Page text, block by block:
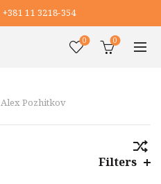
+381 11 3218-354
0 0
Alex Pozhitkov
Filters